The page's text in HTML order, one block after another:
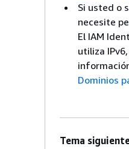
Si usted o
necesite
El IAM
utiliza
Dominios
Tema